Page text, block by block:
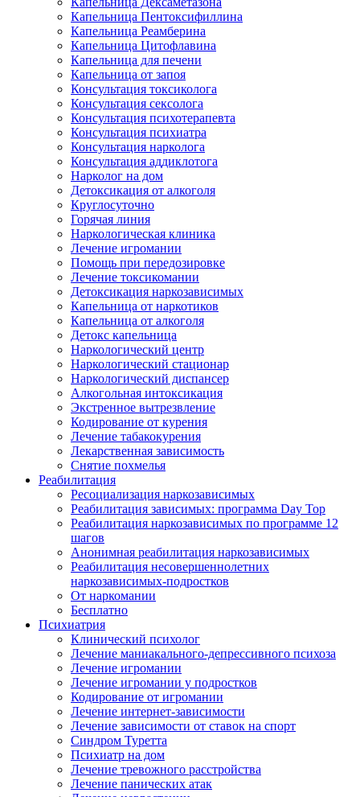
Капельница Пентоксифиллина
Капельница Реамберина
Капельница Цитофлавина
Капельница для печени
Капельница от запоя
Консультация токсиколога
Консультация сексолога
Консультация психотерапевта
Консультация психиатра
Консультация нарколога
Консультация аддиклотога
Нарколог на дом
Детоксикация от алкоголя
Круглосуточно
Горячая линия
Наркологическая клиника
Лечение игромании
Помощь при передозировке
Лечение токсикомании
Детоксикация наркозависимых
Капельница от наркотиков
Капельница от алкоголя
Детокс капельница
Наркологический центр
Наркологический стационар
Наркологический диспансер
Алкогольная интоксикация
Экстренное вытрезвление
Кодирование от курения
Лечение табакокурения
Лекарственная зависимость
Снятие похмелья
Реабилитация
Ресоциализация наркозависимых
Реабилитация зависимых: программа Day Top
Реабилитация наркозависимых по программе 12
шагов
Анонимная реабилитация наркозависимых
Реабилитация несовершеннолетних
наркозависимых-подростков
От наркомании
Бесплатно
Психиатрия
Клинический психолог
Лечение маниакального-депрессивного психоза
Лечение игромании
Лечение игромании у подростков
Кодирование от игромании
Лечение интернет-зависимости
Лечение зависимости от ставок на спорт
Синдром Туретта
Психиатр на дом
Лечение тревожного расстройства
Лечение панических атак